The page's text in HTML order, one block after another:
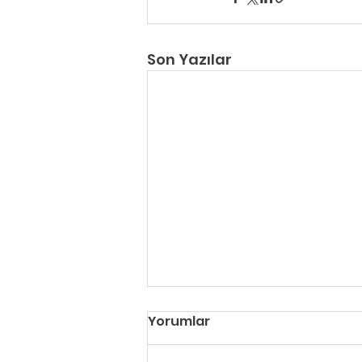
Son Yazılar
İstanbul'da Evde Köpek
Yorumlar